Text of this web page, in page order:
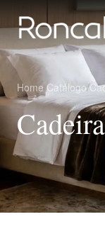
Home /Catálogo/